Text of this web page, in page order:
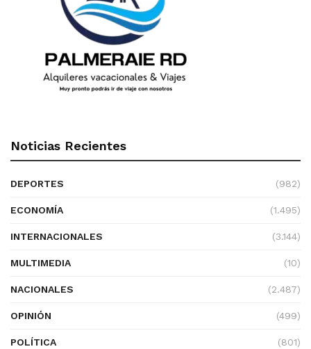
Noticias Recientes
DEPORTES (982)
ECONOMÍA (1.495)
INTERNACIONALES (3.144)
MULTIMEDIA (10)
NACIONALES (2.487)
OPINIÓN (499)
POLÍTICA (801)